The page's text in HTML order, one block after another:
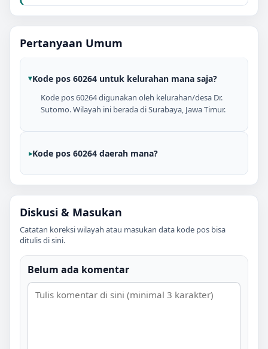
Pertanyaan Umum
Kode pos 60264 untuk kelurahan mana saja?
Kode pos 60264 digunakan oleh kelurahan/desa Dr.
Sutomo. Wilayah ini berada di Surabaya, Jawa Timur.
Kode pos 60264 daerah mana?
Diskusi & Masukan
Catatan koreksi wilayah atau masukan data kode pos bisa
ditulis di sini.
Belum ada komentar